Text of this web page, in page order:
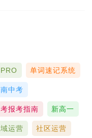
单词速记系统
中考
报考指南 新高一
运营 社区运营